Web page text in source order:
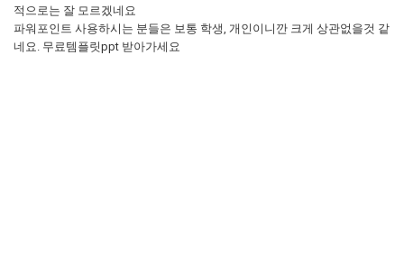
적으로는 잘 모르겠네요
파워포인트 사용하시는 분들은 보통 학생, 개인이니깐 크게 상관없을것 같
네요. 무료템플릿ppt 받아가세요